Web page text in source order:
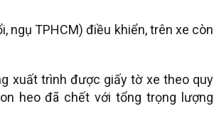
ngụ TPHCM) điều khiển, trên xe còn
xuất trình được giấy tờ xe theo quy
heo đã chết với tổng trọng lượng